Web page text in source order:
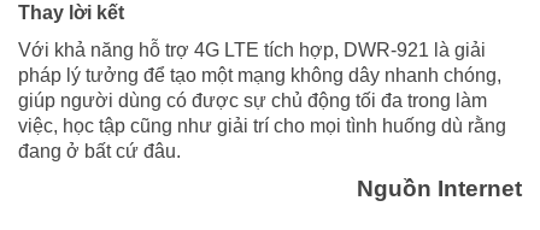
Thay lời kết
Với khả năng hỗ trợ 4G LTE tích hợp, DWR-921 là giải
pháp lý tưởng để tạo một mạng không dây nhanh chóng,
giúp người dùng có được sự chủ động tối đa trong làm
việc, học tập cũng như giải trí cho mọi tình huống dù rằng
đang ở bất cứ đâu.
Nguồn Internet